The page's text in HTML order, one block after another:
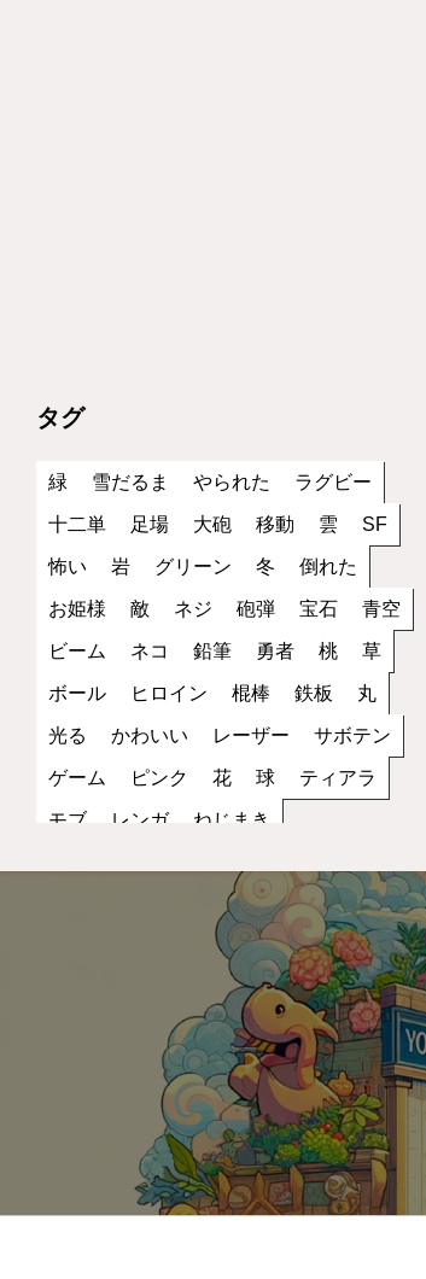
タグ
緑 雪だるま やられた ラグビー
十二単 足場 大砲 移動 雲 SF
怖い 岩 グリーン 冬 倒れた
お姫様 敵 ネジ 砲弾 宝石 青空
ビーム ネコ 鉛筆 勇者 桃 草
ボール ヒロイン 棍棒 鉄板 丸
光る かわいい レーザー サボテン
ゲーム ピンク 花 球 ティアラ
モブ レンガ ねじまき
アクション 丸い
トゲ 縦画像 夕方
キャラクター 黒
歩き サッカー 立ち絵
ファンタジー コイン 罠 宇宙 夜空
ブラック 水色 2D
無表情 妖怪 小物 ダメージ
モノクロ コウモリ トゲトゲ